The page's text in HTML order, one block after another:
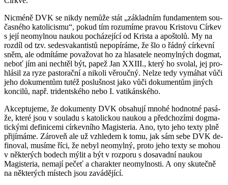
Nicmé­ně DVK se nikdy ne­mů­že stát „zá­klad­ním fun­da­men­tem sou­
čas­né­ho ka­to­li­cis­mu“, pokud tím ro­zu­mí­me pra­vou Kris­to­vu Cír­kev
s její ne­o­myl­nou nau­kou po­chá­ze­jí­cí od Kris­ta a apoš­to­lů. My na
roz­díl od tzv. se­de­svakan­tis­tů ne­po­pí­rá­me, že šlo o řádný cír­kev­ní
sněm, ale od­mí­tá­me po­va­žo­vat ho za hla­sa­te­le ne­o­myl­ných dogmat,
neboť jím ani ne­chtěl být, papež Jan XXIII., který ho svo­lal, jej pro­
hlá­sil za ryze pas­to­rač­ní a ni­ko­li vě­rouč­ný. Nelze tedy vy­má­hat vůči
jeho do­ku­men­tům tutéž po­sluš­nost jako vůči do­ku­men­tům ji­ných
kon­ci­lů, např. tri­dent­ské­ho nebo I. va­ti­kán­ské­ho.
Ak­cep­tu­je­me, že do­ku­men­ty DVK ob­sa­hu­jí mnohé hod­not­né pa­sá­
že, které jsou v sou­la­du s ka­to­lic­kou nau­kou a před­cho­zí­mi dogma­
tic­ký­mi de­fi­ni­ce­mi cír­kev­ní­ho Magis­te­ria. Ano, tyto jeho texty plně
při­jí­má­me. Zá­ro­veň ale už vzhle­dem k tomu, jak sám sebe DVK de­
fi­no­val, mu­sí­me říci, že nebyl ne­o­myl­ný, proto jeho texty se mohou
v ně­kte­rých bo­dech mýlit a být v roz­po­ru s do­sa­vad­ní nau­kou
Magis­te­ria, ne­ma­jí pečeť a cha­rak­ter ne­o­myl­nos­ti. A ony sku­teč­ně
na ně­kte­rých mís­tech jsou za­vá­dě­jí­cí.